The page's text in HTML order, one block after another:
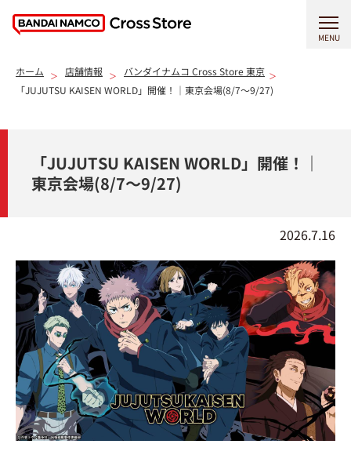
MENU
ホーム 店舗情報
バンダイナムコ Cross Store 東京
「JUJUTSU KAISEN WORLD」開催！｜東京会場(8/7～9/27)
「JUJUTSU KAISEN WORLD」開催！｜
東京会場(8/7～9/27)
2026.7.16